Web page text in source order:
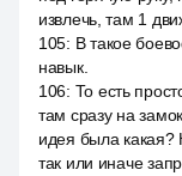
извлечь, там 1
105: В такое
навык.
106: То есть
там сразу на
идея была какая?
так или иначе